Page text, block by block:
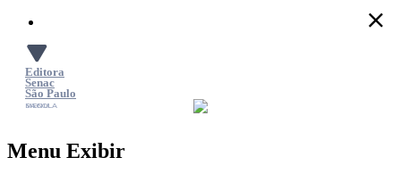
o
Conteúdo
Editora
Senac
São Paulo
SACOLA
MENU
Menu Exibir